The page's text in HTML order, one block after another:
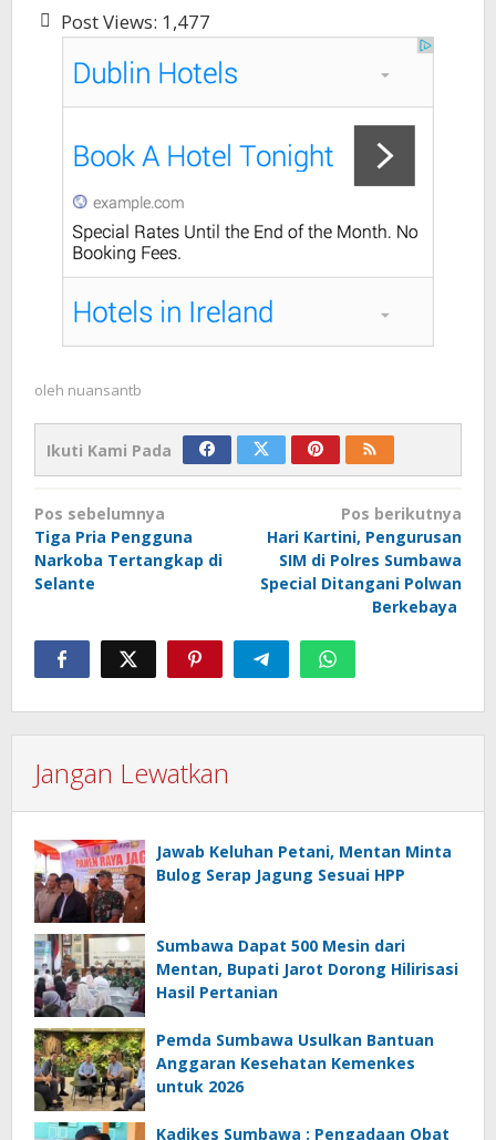
Post Views: 1,477
oleh nuansantb
Ikuti Kami Pada
Navigasi
pos
Pos sebelumnya
Tiga Pria Pengguna
Narkoba Tertangkap di
Selante
Pos berikutnya
Hari Kartini, Pengurusan
SIM di Polres Sumbawa
Special Ditangani Polwan
Berkebaya
Jangan Lewatkan
Jawab Keluhan Petani, Mentan Minta
Bulog Serap Jagung Sesuai HPP
Sumbawa Dapat 500 Mesin dari
Mentan, Bupati Jarot Dorong Hilirisasi
Hasil Pertanian
Pemda Sumbawa Usulkan Bantuan
Anggaran Kesehatan Kemenkes
untuk 2026
Kadikes Sumbawa : Pengadaan Obat